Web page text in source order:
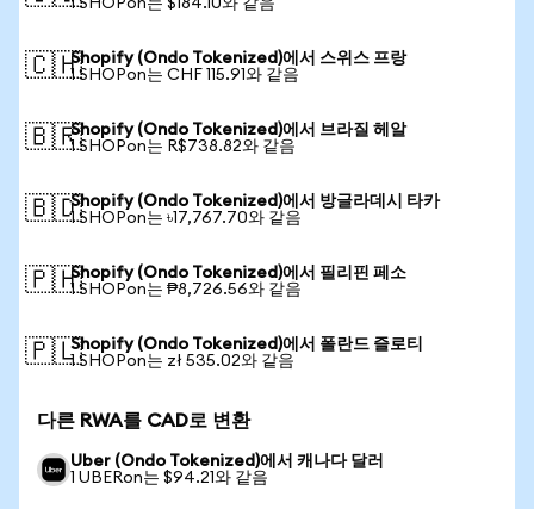
1 SHOPon는 $184.10와 같음
🇨🇭Shopify (Ondo Tokenized)에서 스위스 프랑
1 SHOPon는 CHF 115.91와 같음
🇧🇷Shopify (Ondo Tokenized)에서 브라질 헤알
1 SHOPon는 R$738.82와 같음
🇧🇩Shopify (Ondo Tokenized)에서 방글라데시 타카
1 SHOPon는 ৳17,767.70와 같음
🇵🇭Shopify (Ondo Tokenized)에서 필리핀 페소
1 SHOPon는 ₱8,726.56와 같음
🇵🇱Shopify (Ondo Tokenized)에서 폴란드 즐로티
1 SHOPon는 zł 535.02와 같음
다른 RWA를 CAD로 변환
Uber (Ondo Tokenized)에서 캐나다 달러
1 UBERon는 $94.21와 같음